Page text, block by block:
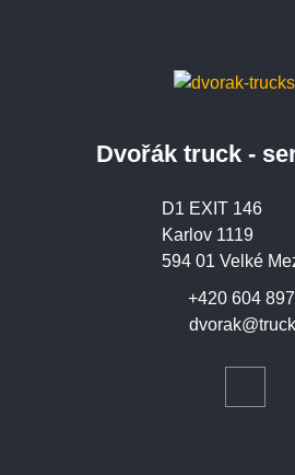
Dvořák truck -
+420 604
D1 EXIT 146
Karlov 1119
594 01 Velké